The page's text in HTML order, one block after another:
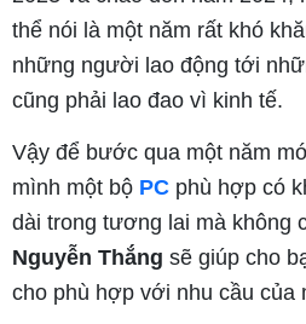
thể nói là một năm rất khó
những người lao động tới
cũng phải lao đao vì kinh tế.
Vậy để bước qua một năm
mình một bộ PC phù hợp có
dài trong tương lai mà không
Nguyễn Thắng sẽ giúp cho
cho phù hợp với nhu cầu của